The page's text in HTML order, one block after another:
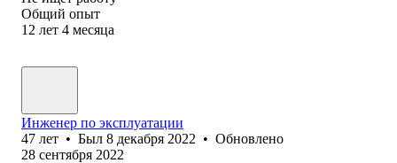
Общий опыт
12 лет 4 месяца
Инженер по эксплуатации
47 лет • Был 8 декабря 2022 • Обновлено
28 сентября 2022